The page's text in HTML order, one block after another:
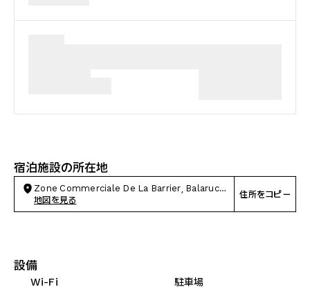
宿泊施設の所在地
Zone Commerciale De La Barrier, Balaruc-
le-Vieux
地図を見る
住所をコピー
設備
Wi-Fi
駐車場